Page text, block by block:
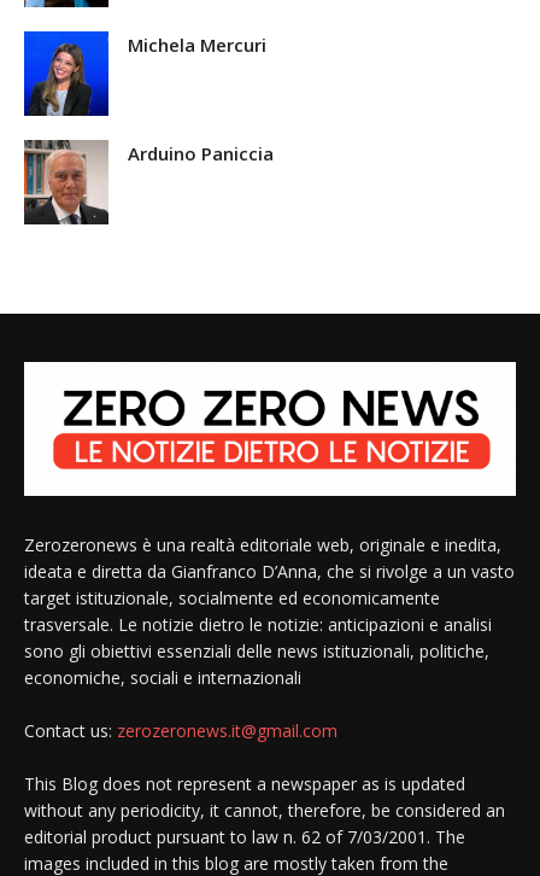
Michela Mercuri
Arduino Paniccia
Zerozeronews è una realtà editoriale web, originale e inedita,
ideata e diretta da Gianfranco D’Anna, che si rivolge a un vasto
target istituzionale, socialmente ed economicamente
trasversale. Le notizie dietro le notizie: anticipazioni e analisi
sono gli obiettivi essenziali delle news istituzionali, politiche,
economiche, sociali e internazionali
Contact us: zerozeronews.it@gmail.com
This Blog does not represent a newspaper as is updated
without any periodicity, it cannot, therefore, be considered an
editorial product pursuant to law n. 62 of 7/03/2001. The
images included in this blog are mostly taken from the